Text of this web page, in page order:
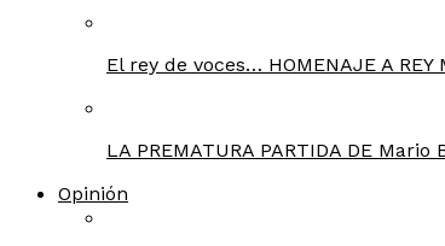
El rey de voces… HOMENAJE A REY
LA PREMATURA PARTIDA DE Mario
Opinión